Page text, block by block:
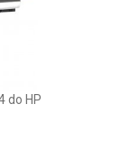
do HP